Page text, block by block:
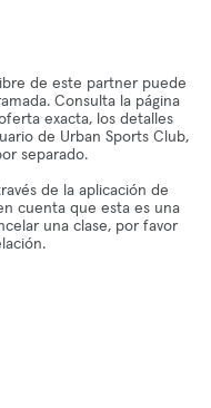
de este partner puede
Consulta la página
exacta, los detalles
de Urban Sports Club,
separado.
de la aplicación de
cuenta que esta es una
una clase, por favor